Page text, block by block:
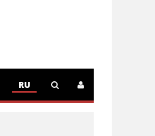
RU